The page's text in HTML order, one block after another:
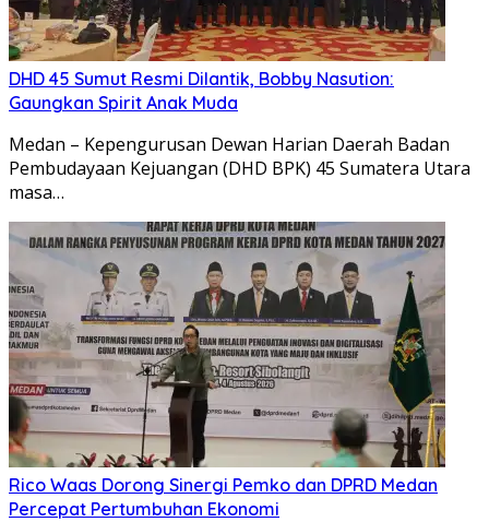
DHD 45 Sumut Resmi Dilantik, Bobby Nasution:
Gaungkan Spirit Anak Muda
Medan – Kepengurusan Dewan Harian Daerah Badan
Pembudayaan Kejuangan (DHD BPK) 45 Sumatera Utara
masa…
Rico Waas Dorong Sinergi Pemko dan DPRD Medan
Percepat Pertumbuhan Ekonomi